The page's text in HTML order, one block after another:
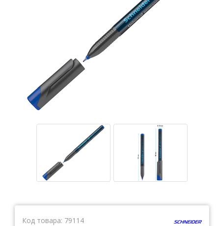
Ватманы, калька, бумага миллиметровая, форматки
Бумага для художественных и дизайнерских работ
Бумага для факса
Грамоты, дипломы, благодарности
Канцелярские книги, книги учета
Календари
Бумага писчая, газетная, копирка
Код товара: 79114